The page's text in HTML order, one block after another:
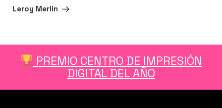
entradas
Siguiente
SIGUIENTE
Leroy Merlin
PREMIO CENTRO DE IMPRESIÓN
DIGITAL DEL AÑO